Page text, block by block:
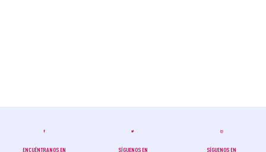
ENCUÉNTRANOS EN SÍGUENOS EN SÍGUENOS EN